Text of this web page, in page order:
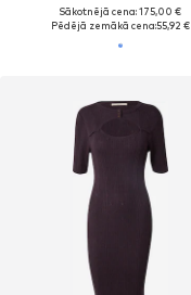
Sākotnējā cena: 175,00 €
Pēdējā zemākā cena:55,92 €